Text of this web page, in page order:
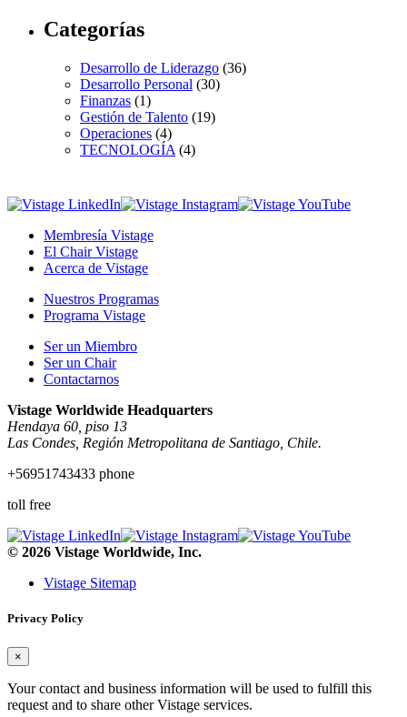
Categorías
Desarrollo de Liderazgo (36)
Desarrollo Personal (30)
Finanzas (1)
Gestión de Talento (19)
Operaciones (4)
TECNOLOGÍA (4)
Membresía Vistage
El Chair Vistage
Acerca de Vistage
Nuestros Programas
Programa Vistage
Ser un Miembro
Ser un Chair
Contactarnos
Vistage Worldwide Headquarters
Hendaya 60, piso 13
Las Condes, Región Metropolitana de Santiago, Chile.
+56951743433 phone
toll free
© 2026 Vistage Worldwide, Inc.
Vistage Sitemap
Privacy Policy
×
Your contact and business information will be used to fulfill this
request and to share other Vistage services.